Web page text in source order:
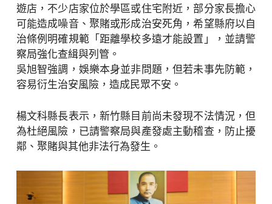
遊店，不少店家位於學區或住宅附近，部分家長擔心
可能造成噪音、聚賭或形成治安死角，希望縣府以自
治條例明確規範「距離學校多遠才能設置」，並請警
察局強化查緝與列管。
吳旭智強調，娛樂本身並非問題，但若未事先防範，
容易衍生治安風險，造成民眾不安。
楊文科縣長表示，新竹縣目前尚未發現不法情況，但
為杜絕風險，已請警察局與產發處主動稽查，防止擾
鄰、聚賭與其他非法行為發生。